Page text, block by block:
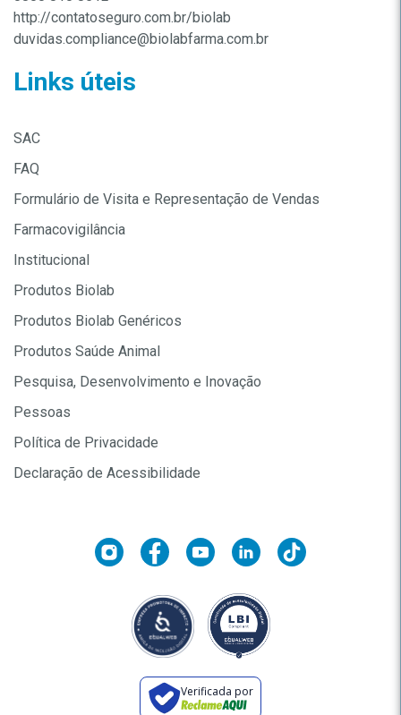
http://contatoseguro.com.br/biolab
duvidas.compliance@biolabfarma.com.br
Links úteis
SAC
FAQ
Formulário de Visita e Representação de Vendas
Farmacovigilância
Institucional
Produtos Biolab
Produtos Biolab Genéricos
Produtos Saúde Animal
Pesquisa, Desenvolvimento e Inovação
Pessoas
Política de Privacidade
Declaração de Acessibilidade
Verificada por